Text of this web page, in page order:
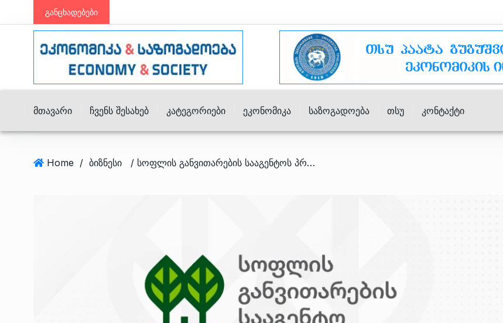
განცხადებები
Მთავარი Ჩვენს Შესახებ Კატეგორიები Ეკონომიკა Საზოგადოება Თსუ Კონტაქტი
Home / ბიზნესი / სოფლის განვითარების სააგენტოს პროგრამებით სარგებლობისთვის ახალ რეესტრში რეგისტრაცია აუცილებელია|დეტალები